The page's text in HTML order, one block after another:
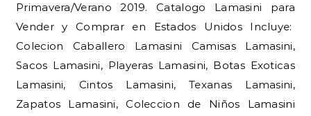
Primavera/Verano 2019. Catalogo Lamasini para
Vender y Comprar en Estados Unidos Incluye:
Colecion Caballero Lamasini Camisas Lamasini,
Sacos Lamasini, Playeras Lamasini, Botas Exoticas
Lamasini, Cintos Lamasini, Texanas Lamasini,
Zapatos Lamasini, Coleccion de Niños Lamasini